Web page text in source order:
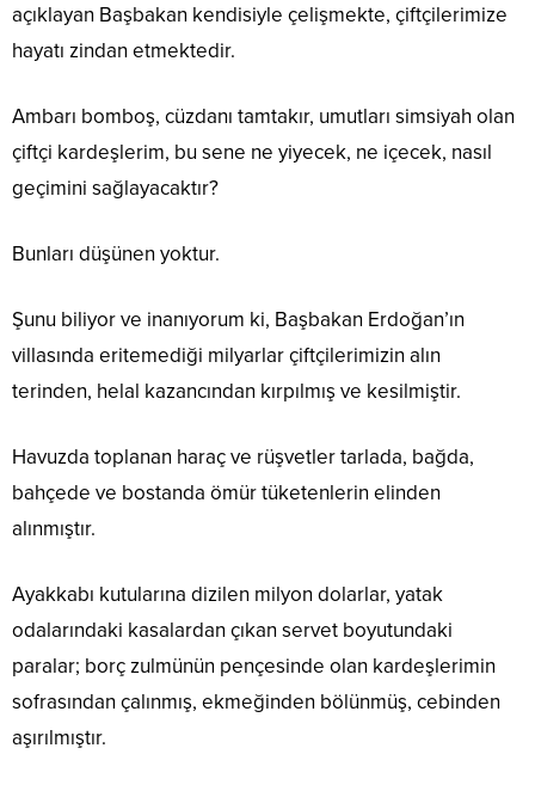
açıklayan Başbakan kendisiyle çelişmekte, çiftçilerimize
hayatı zindan etmektedir.
Ambarı bomboş, cüzdanı tamtakır, umutları simsiyah olan
çiftçi kardeşlerim, bu sene ne yiyecek, ne içecek, nasıl
geçimini sağlayacaktır?
Bunları düşünen yoktur.
Şunu biliyor ve inanıyorum ki, Başbakan Erdoğan’ın
villasında eritemediği milyarlar çiftçilerimizin alın
terinden, helal kazancından kırpılmış ve kesilmiştir.
Havuzda toplanan haraç ve rüşvetler tarlada, bağda,
bahçede ve bostanda ömür tüketenlerin elinden
alınmıştır.
Ayakkabı kutularına dizilen milyon dolarlar, yatak
odalarındaki kasalardan çıkan servet boyutundaki
paralar; borç zulmünün pençesinde olan kardeşlerimin
sofrasından çalınmış, ekmeğinden bölünmüş, cebinden
aşırılmıştır.